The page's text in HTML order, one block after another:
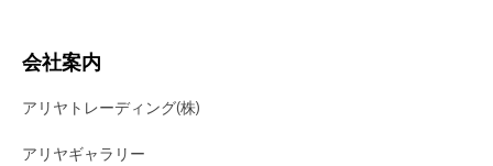
会社案内
アリヤトレーディング(株)
アリヤギャラリー